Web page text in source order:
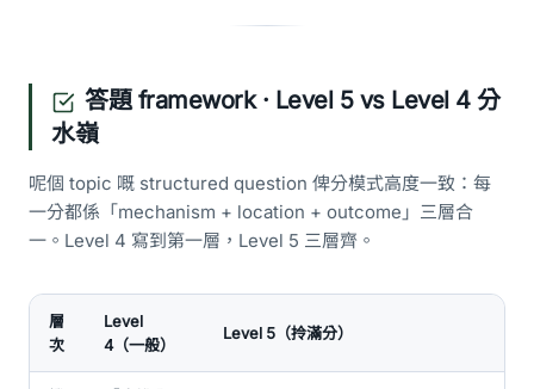
答題 framework · Level 5 vs Level 4 分
水嶺
呢個 topic 嘅 structured question 俾分模式高度一致：每
一分都係「mechanism + location + outcome」三層合
一。Level 4 寫到第一層，Level 5 三層齊。
層
次
Level
4（一般）
Level 5（拎滿分）